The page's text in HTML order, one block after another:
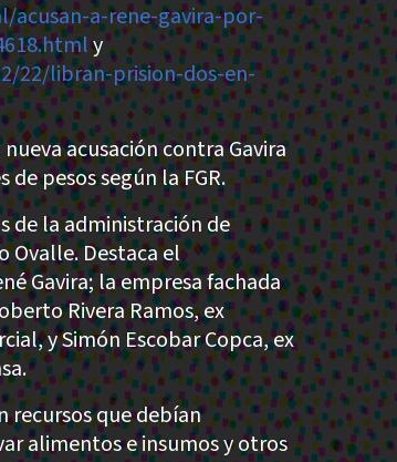
acusan-a-rene-gavira-por-
y
22/libran-prision-dos-en-
acusación contra Gavira
pesos según la FGR.
de la administración de
Ovalle. Destaca el
Gavira; la empresa fachada
Rivera Ramos, ex
y Simón Escobar Copca, ex
recursos que debían
alimentos e insumos y otros